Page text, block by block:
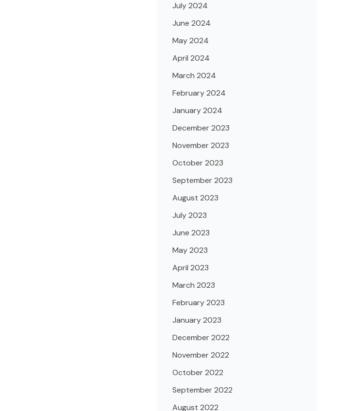
July 2024
June 2024
May 2024
April 2024
March 2024
February 2024
January 2024
December 2023
November 2023
October 2023
September 2023
August 2023
July 2023
June 2023
May 2023
April 2023
March 2023
February 2023
January 2023
December 2022
November 2022
October 2022
September 2022
August 2022